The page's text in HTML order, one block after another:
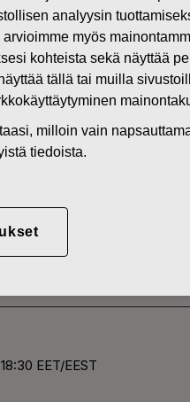
OMIEN OSAKKEIDEN
OYJ
EET/EEST
analyysin
myös
kohteista sekä näyttää
tällä tai muilla
milloin vain
tiedoista.